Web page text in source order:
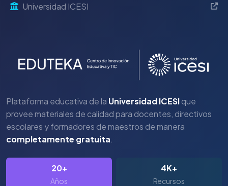
Universidad ICESI
Plataforma educativa de la Universidad ICESIque
provee materiales de calidad para docentes, directivos
escolares y formadores de maestros de manera
completamente gratuita.
20+
Años
4K+
Recursos